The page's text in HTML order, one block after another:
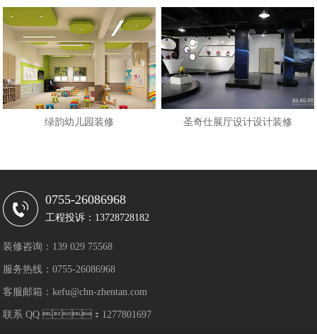
绿韵幼儿园装修 圣奇仕展厅设计设计装修
0755-26086968
工程投诉：13728728182
装修咨询：139 029 75568
服务热线：0755-26086968
客服邮箱：kefu@chn-zhentan.com
联系 QQ ：1277801697